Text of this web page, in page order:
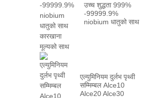
उच्च शुद्धता 999%
-99999.9%
niobium धातुको साथ
एल्युमिनियम दुर्लभ पृथ्वी
सम्मिम्बल Alce10
Alce20 Alce30